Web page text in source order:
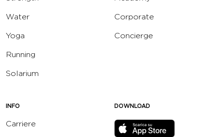
Water
Yoga
Running
Solarium
Corporate
Concierge
INFO
Carriere
DOWNLOAD